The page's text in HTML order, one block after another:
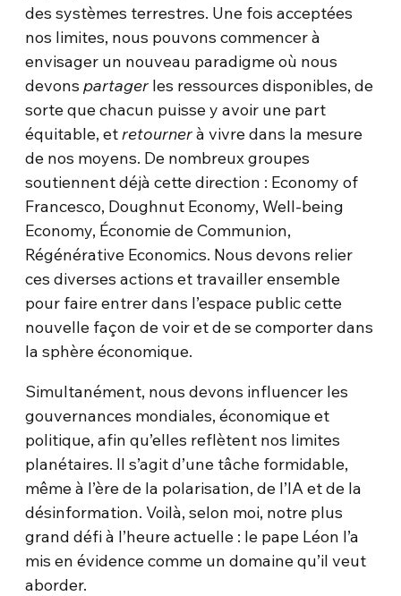
des systèmes terrestres. Une fois acceptées
nos limites, nous pouvons commencer à
envisager un nouveau paradigme où nous
devonspartager les ressources disponibles, de
sorte que chacun puisse y avoir une part
équitable, etretournerà vivre dans la mesure
de nos moyens. De nombreux groupes
soutiennent déjà cette direction : Economy of
Francesco, Doughnut Economy, Well-being
Economy, Économie de Communion,
Régénérative Economics. Nous devons relier
ces diverses actions et travailler ensemble
pour faire entrer dans l’espace public cette
nouvelle façon de voir et de se comporter dans
la sphère économique.
Simultanément, nous devons influencer les
gouvernances mondiales, économique et
politique, afin qu’elles reflètent nos limites
planétaires. Il s’agit d’une tâche formidable,
même à l’ère de la polarisation, de l’IA et de la
désinformation. Voilà, selon moi, notre plus
grand défi à l’heure actuelle : le pape Léon l’a
mis en évidence comme un domaine qu’il veut
aborder.